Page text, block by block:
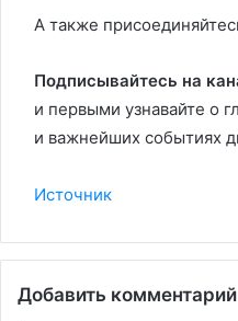
А также
Подписывайтесь на
и первыми узнавайте о
и важнейших событиях
Источник
Добавить комментарий